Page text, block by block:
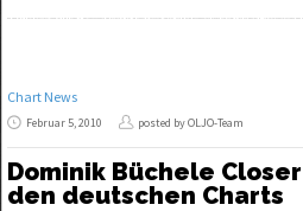
Chart News
Februar 5, 2010 posted by OLJO-Team
Dominik Büchele
den deutschen Charts